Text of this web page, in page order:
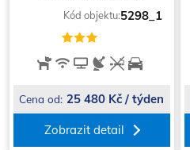
Kód objektu:5298_1
Cena od: 25 480 Kč / týden
Zobrazit detail